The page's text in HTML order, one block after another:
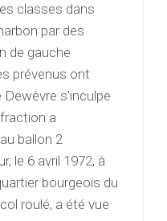
classes dans
par des
de gauche
prévenus ont
s’inculpe
a
ballon 2
le 6 avril 1972, à
bourgeois du
roulé, a été vue